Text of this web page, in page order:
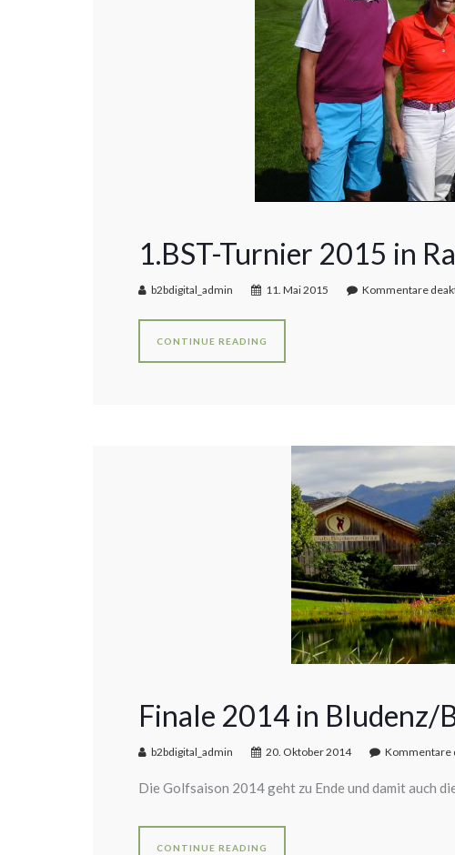
1.BST-Turnier 2015 in
b2bdigital_admin 11. Mai 2015 Kommentare
CONTINUE READING
Finale 2014 in Bludenz/
b2bdigital_admin 20. Oktober 2014 Kommentare
Die Golfsaison 2014 geht zu Ende und damit auch
CONTINUE READING